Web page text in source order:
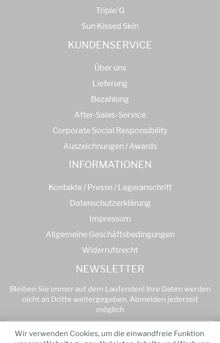
Wir verwenden Cookies, um die einwandfreie Funktion
Triple´G
Sun Kissed Skin
KUNDENSERVICE
Über uns
Lieferung
Bezahlung
After-Sales-Service
Corporate Social Responsibility
Auszeichnungen / Awards
INFORMATIONEN
Kontakte / Presse / Lageranschrift
Datenschutzerklärung
Impressum
Allgemeine Geschäftsbedingungen
Widerrufsrecht
NEWSLETTER
Bleiben Sie immer auf dem Laufenden! Ihre Daten werden
nicht an Dritte weitergegeben. Abmelden jederzeit
möglich